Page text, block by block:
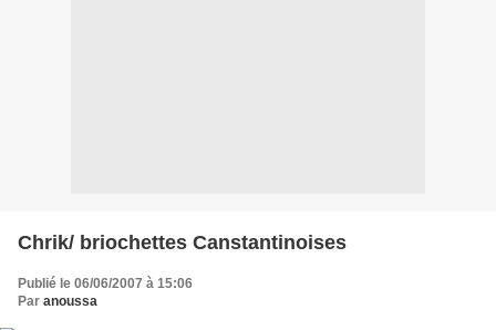
Chrik/ briochettes Canstantinoises
Publié le 06/06/2007 à 15:06
Par anoussa